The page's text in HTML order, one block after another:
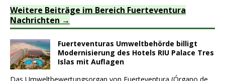
Weitere Beiträge im Bereich Fuerteventura
Nachrichten
Fuerteventuras Umweltbehörde billigt
Modernisierung des Hotels RIU Palace Tres
Islas mit Auflagen